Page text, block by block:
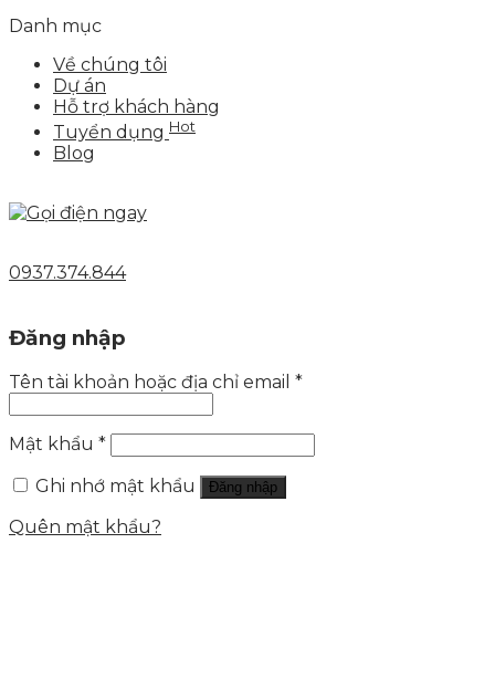
Danh mục
Về chúng tôi
Dự án
Hỗ trợ khách hàng
Tuyển dụng Hot
Blog
0937.374.844
Đăng nhập
Tên tài khoản hoặc địa chỉ email *
Mật khẩu *
Ghi nhớ mật khẩu
Đăng nhập
Quên mật khẩu?